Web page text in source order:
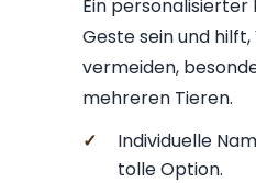
Ein
Geste sein und
vermeiden,
mehreren Tieren.
✓
Individuelle
tolle Option.